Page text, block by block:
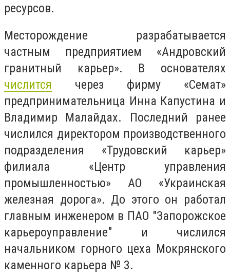
ресурсов.
Месторождение разрабатывается
частным предприятием «Андровский
гранитный карьер». В основателях
числится через фирму «Семат»
предпринимательница Инна Капустина и
Владимир Малайдах. Последний ранее
числился директором производственного
подразделения «Трудовский карьер»
филиала «Центр управления
промышленностью» АО «Украинская
железная дорога». До этого он работал
главным инженером в ПАО "Запорожское
карьероуправление" и числился
начальником горного цеха Мокрянского
каменного карьера № 3.